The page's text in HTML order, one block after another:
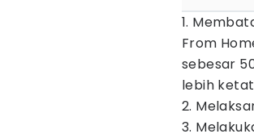
1.
From
sebesar
lebih
2.
3.